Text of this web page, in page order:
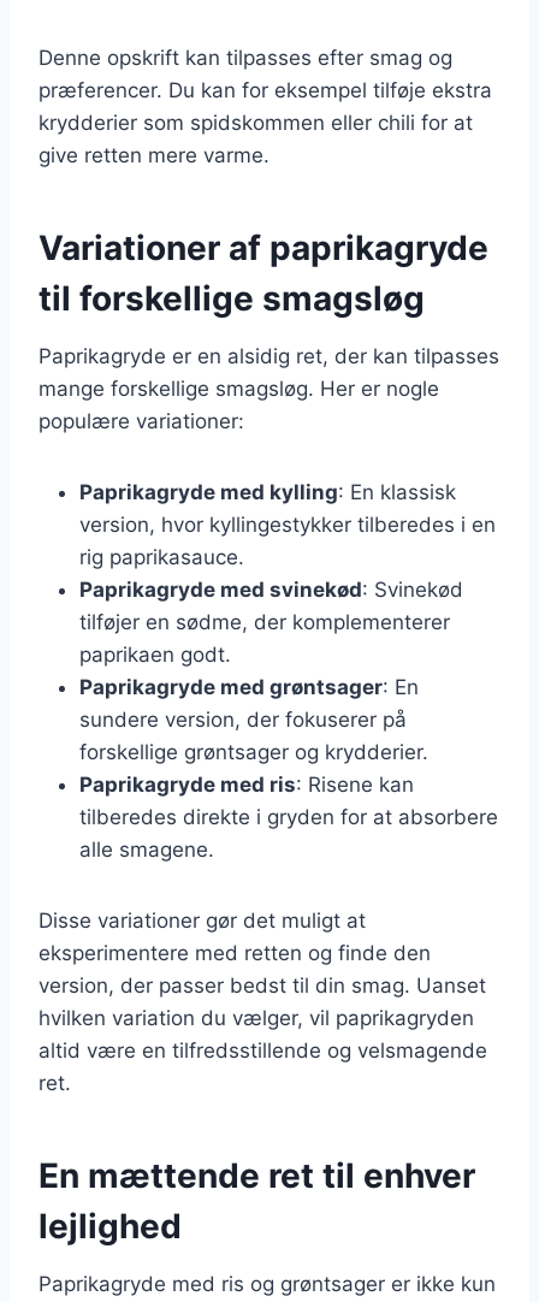
Denne opskrift kan tilpasses efter smag og
præferencer. Du kan for eksempel tilføje ekstra
krydderier som spidskommen eller chili for at
give retten mere varme.
Variationer af paprikagryde
til forskellige smagsløg
Paprikagryde er en alsidig ret, der kan tilpasses
mange forskellige smagsløg. Her er nogle
populære variationer:
Paprikagryde med kylling: En klassisk
version, hvor kyllingestykker tilberedes i en
rig paprikasauce.
Paprikagryde med svinekød: Svinekød
tilføjer en sødme, der komplementerer
paprikaen godt.
Paprikagryde med grøntsager: En
sundere version, der fokuserer på
forskellige grøntsager og krydderier.
Paprikagryde med ris: Risene kan
tilberedes direkte i gryden for at absorbere
alle smagene.
Disse variationer gør det muligt at
eksperimentere med retten og finde den
version, der passer bedst til din smag. Uanset
hvilken variation du vælger, vil paprikagryden
altid være en tilfredsstillende og velsmagende
ret.
En mættende ret til enhver
lejlighed
Paprikagryde med ris og grøntsager er ikke kun